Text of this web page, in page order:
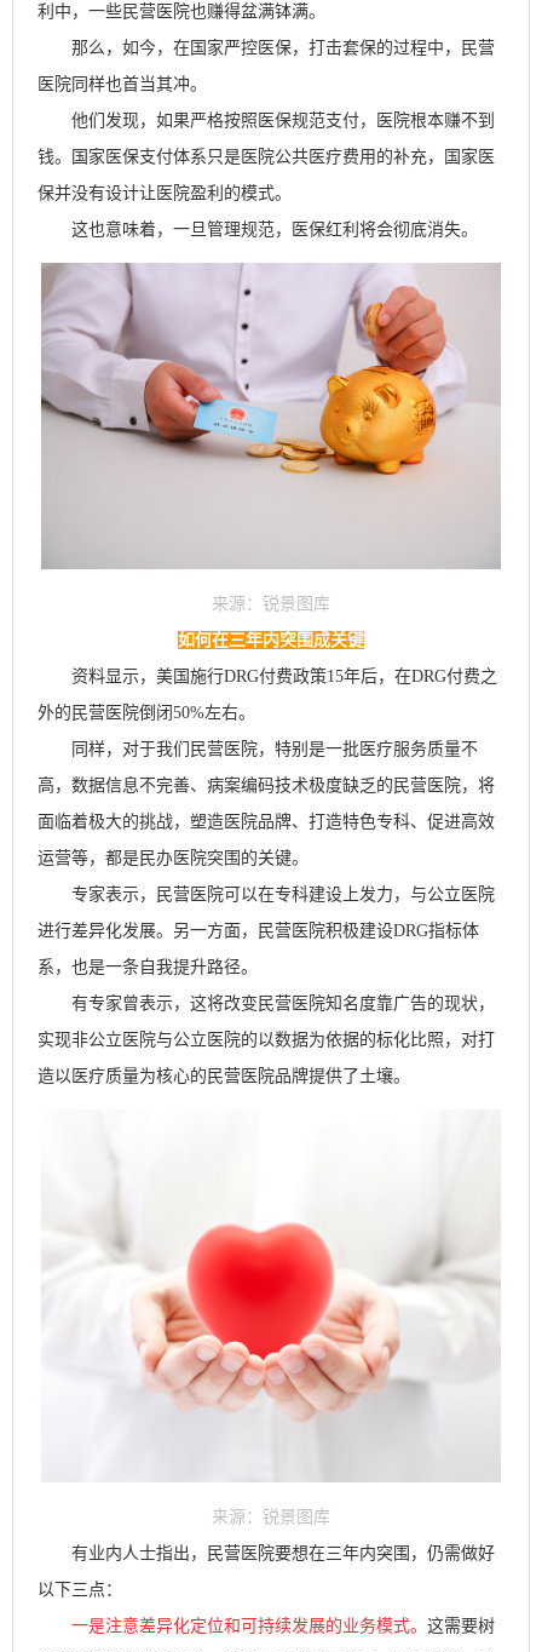
利中，一些民营医院也赚得盆满钵满。
那么，如今，在国家严控医保，打击套保的过程中，民营
医院同样也首当其冲。
他们发现，如果严格按照医保规范支付，医院根本赚不到
钱。国家医保支付体系只是医院公共医疗费用的补充，国家医
保并没有设计让医院盈利的模式。
这也意味着，一旦管理规范，医保红利将会彻底消失。
来源：锐景图库
如何在三年内突围成关键
资料显示，美国施行DRG付费政策15年后，在DRG付费之
外的民营医院倒闭 50%左右。
同样，对于我们民营医院，特别是一批医疗服务质量不
高，数据信息不完善、病案编码技术极度缺乏的民营医院，将
面临着极大的挑战，塑造医院品牌、打造特色专科、促进高效
运营等，都是民办医院突围的关键。
专家表示，民营医院可以在专科建设上发力，与公立医院
进行差异化发展。另一方面，民营医院积极建设DRG指标体
系，也是一条自我提升路径。
有专家曾表示，这将改变民营医院知名度靠广告的现状，
实现非公立医院与公立医院的以数据为依据的标化比照，对打
造以医疗质量为核心的民营医院品牌提供了土壤。
来源：锐景图库
有业内人士指出，民营医院要想在三年内突围，仍需做好
以下三点：
一是注意差异化定位和可持续发展的业务模式。 这需要树